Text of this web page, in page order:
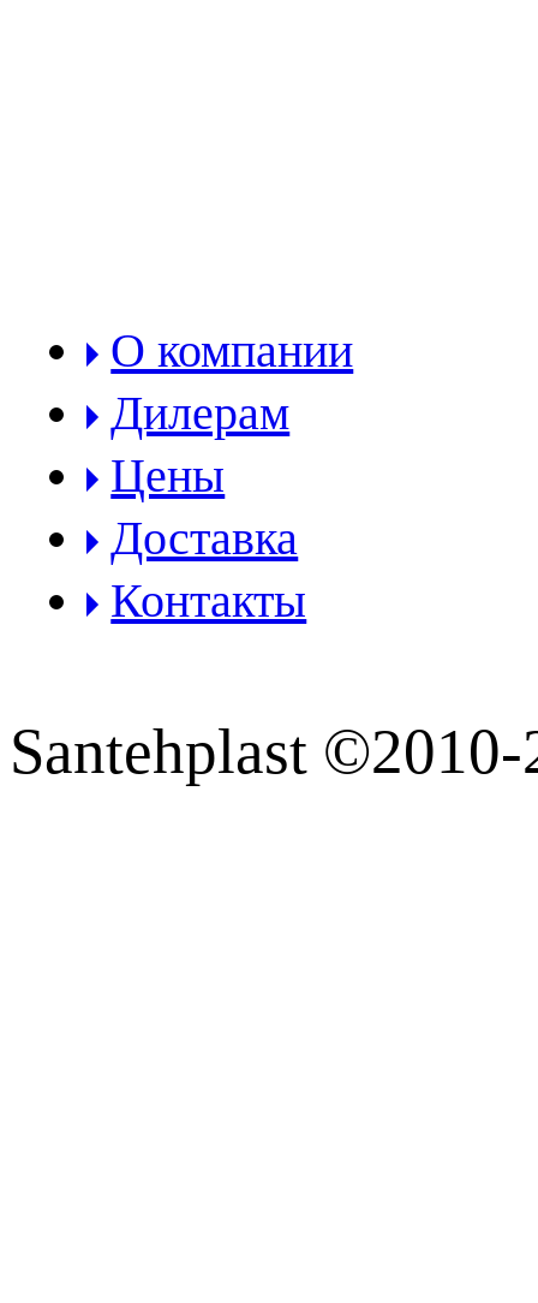
О компании
Дилерам
Цены
Доставка
Контакты
Santehplast